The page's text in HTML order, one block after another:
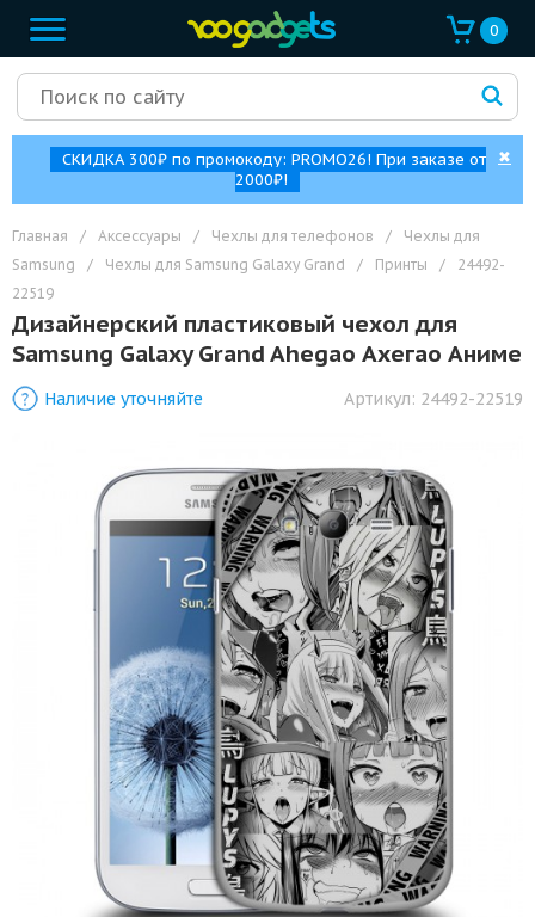
0
СКИДКА 300₽ по промокоду: PROMO26! При заказе от
2000₽!
✖
Главная / Аксессуары / Чехлы для телефонов /
Чехлы для
Samsung
/ Чехлы для Samsung Galaxy Grand / Принты /
24492-
22519
Дизайнерский пластиковый чехол для
Samsung Galaxy Grand Ahegao Ахегао Аниме
Наличие уточняйте Артикул: 24492-22519